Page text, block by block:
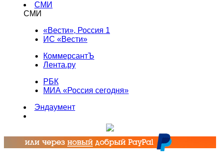
СМИ
СМИ
«Вести», Россия 1
ИС «Вести»
КоммерсантЪ
Лента.ру
РБК
МИА «Россия сегодня»
Эндаумент